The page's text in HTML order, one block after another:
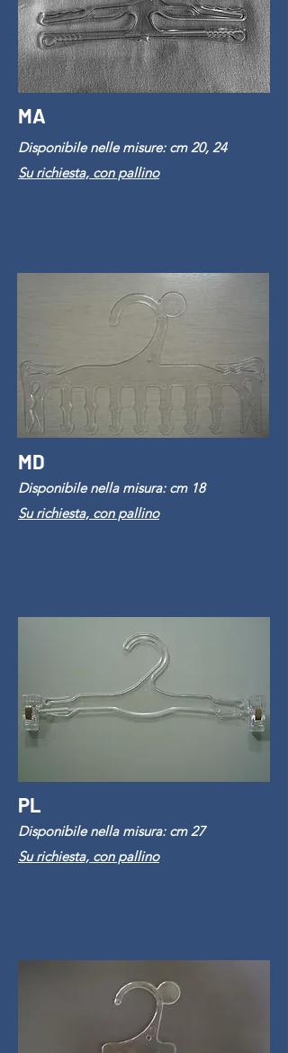
MA
Disponibile nelle misure: cm 20, 24
Su richiesta, con pallino
MD
Disponibile nella misura: cm 18
Su richiesta, con pallino
PL
Disponibile nella misura: cm 27
Su richiesta, con pallino